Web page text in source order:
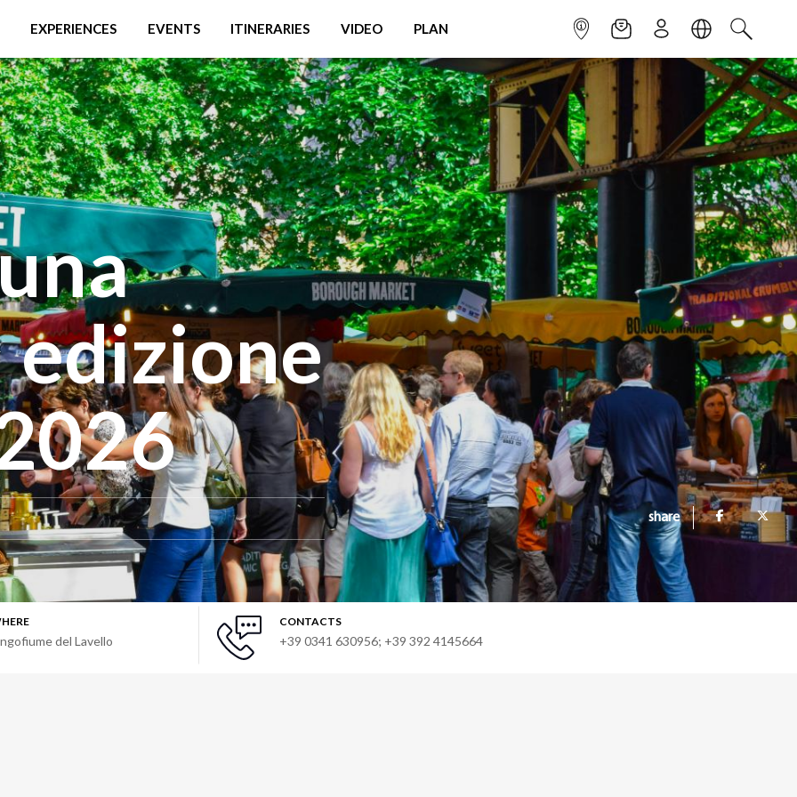
EXPERIENCES EVENTS ITINERARIES VIDEO PLAN INFOPOINTNEWSLETTER
SIGN UPLANGUAGE
SEARCH
share
del Lavello
CONTACTS
+39 0341 630956; +39 392 4145664